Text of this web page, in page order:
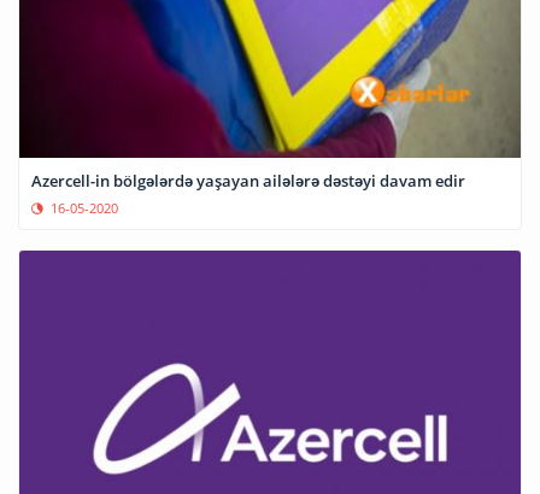
Azercell-in bölgələrdə yaşayan ailələrə dəstəyi davam edir
16-05-2020